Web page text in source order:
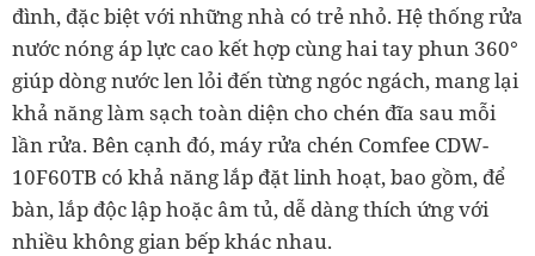
đình, đặc biệt với những nhà có trẻ nhỏ. Hệ thống rửa
nước nóng áp lực cao kết hợp cùng hai tay phun 360°
giúp dòng nước len lỏi đến từng ngóc ngách, mang lại
khả năng làm sạch toàn diện cho chén đĩa sau mỗi
lần rửa. Bên cạnh đó, máy rửa chén Comfee CDW-
10F60TB có khả năng lắp đặt linh hoạt, bao gồm, để
bàn, lắp độc lập hoặc âm tủ, dễ dàng thích ứng với
nhiều không gian bếp khác nhau.